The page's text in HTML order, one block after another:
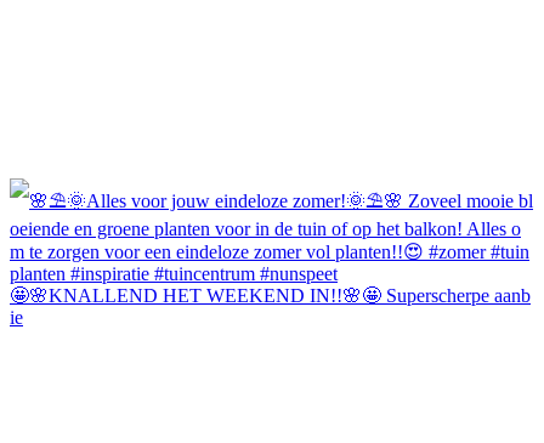
🤩🌸KNALLEND HET WEEKEND IN!!🌸🤩 Superscherpe aanb
ie